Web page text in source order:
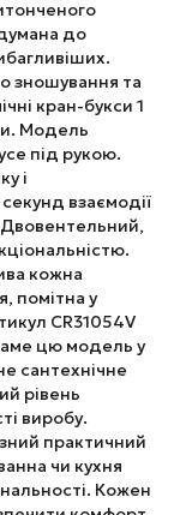
до
зношування та
кран-букси 1
Модель
під рукою.
і
взаємодії
Двовентельний,
кожна
помітна у
CR31054V
цю модель у
сантехнічне
рівень
виробу.
практичний
чи кухня
Кожен